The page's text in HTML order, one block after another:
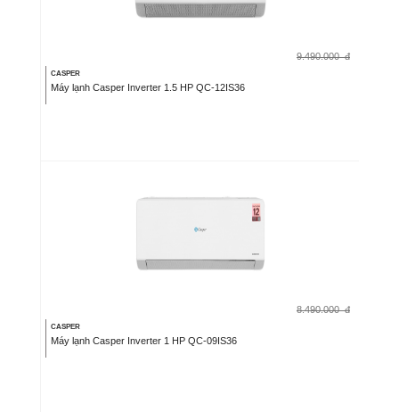
9.490.000 đ
CASPER
Máy lạnh Casper Inverter 1.5 HP QC-12IS36
8.490.000 đ
CASPER
Máy lạnh Casper Inverter 1 HP QC-09IS36